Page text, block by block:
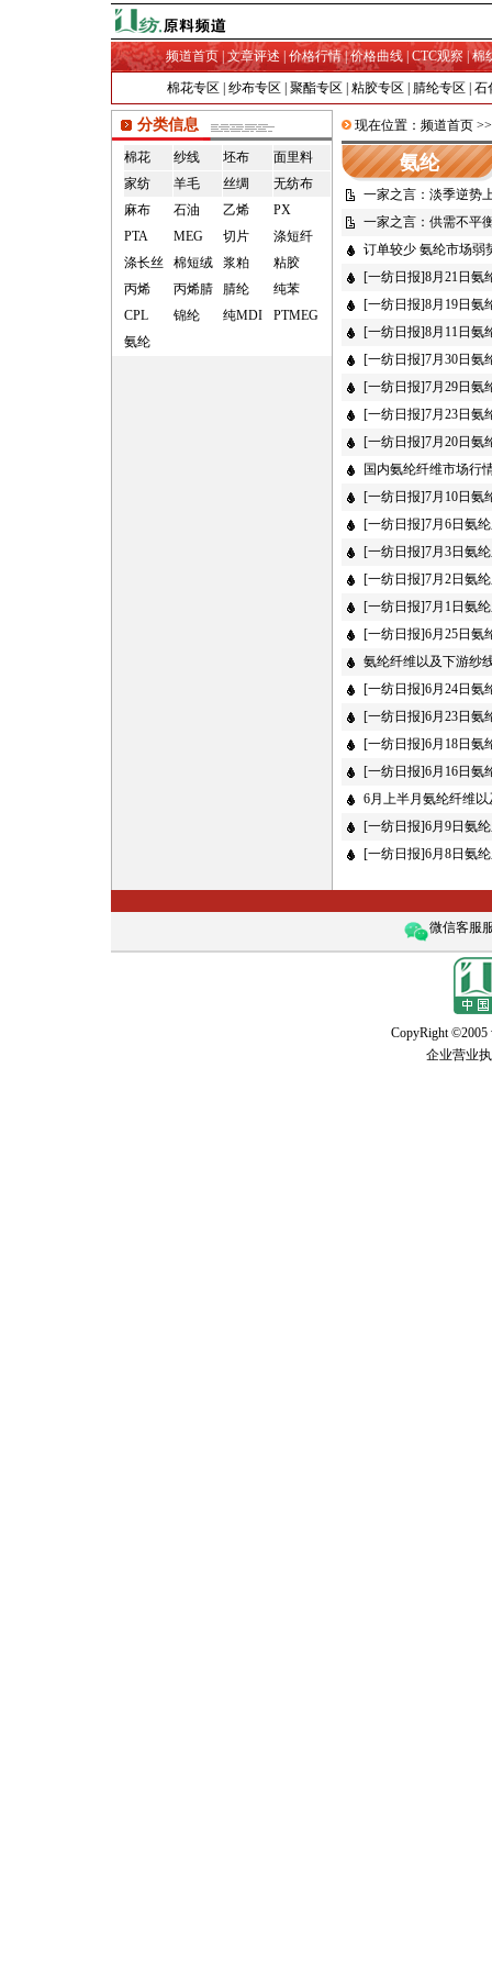
频道首页| 文章评述 价格行情|价格曲线 CTC观察 |棉
棉花专区 纱布专区 聚酯专区 粘胶专区 腈纶专区 石
分类信息
棉花 纱线 坯布
面里料
家纺
羊毛 丝绸
无纺布
麻布
石油 乙烯
PX
PTA
MEG 切片
涤短纤
涤长丝
棉短绒 浆粕
粘胶
丙烯
丙烯腈 腈纶
纯苯
CPL
锦纶 纯MDI
PTMEG
氨纶
现在位置： 频道首页
氨纶
一家之言：淡季逆势
一家之言：供需不平
订单较少 氨纶市场弱
[一纺日报]8月21日氨
[一纺日报]8月19日氨
[一纺日报]8月11日氨
[一纺日报]7月30日氨
[一纺日报]7月29日氨
[一纺日报]7月23日氨
[一纺日报]7月20日氨
国内氨纶纤维市场行
[一纺日报]7月10日氨
[一纺日报]7月6日氨
[一纺日报]7月3日氨
[一纺日报]7月2日氨
[一纺日报]7月1日氨
[一纺日报]6月25日氨
氨纶纤维以及下游纱
[一纺日报]6月24日氨
[一纺日报]6月23日氨
[一纺日报]6月18日氨
[一纺日报]6月16日氨
6月上半月氨纶纤维
[一纺日报]6月9日氨
[一纺日报]6月8日氨
微信客服
CopyRight ©2005
企业营业